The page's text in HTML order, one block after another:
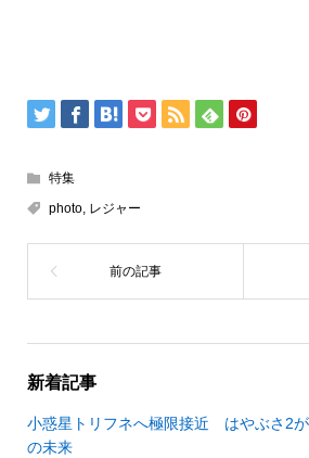
特集
photo, レジャー
新着記事
小惑星トリフネへ極限接近 はやぶさ2
の未来